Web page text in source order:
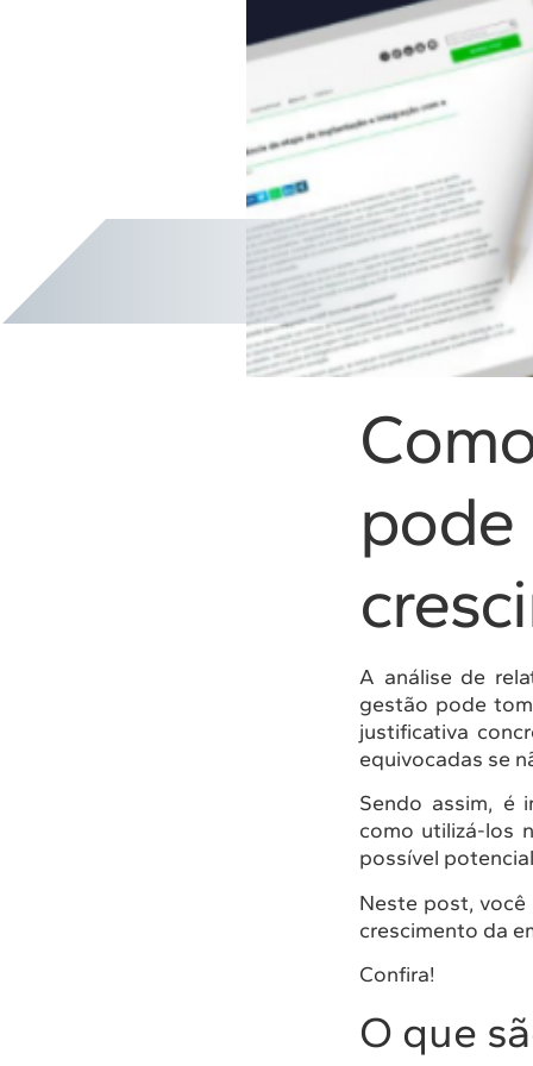
A análise de
gestão pode
justificativa
equivocadas se
Sendo assim, é
como utilizá-los
possível
Neste post, você
crescimento da
Confira!
O que